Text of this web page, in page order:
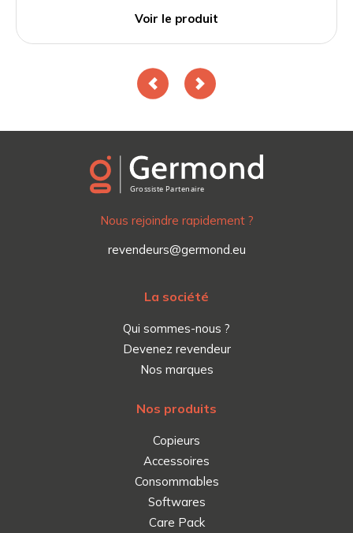
Voir le produit
Nous rejoindre rapidement ?
revendeurs@germond.eu
La société
Qui sommes-nous ?
Devenez revendeur
Nos marques
Nos produits
Copieurs
Accessoires
Consommables
Softwares
Care Pack